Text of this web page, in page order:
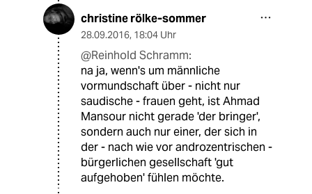
christine rölke-sommer
28.09.2016, 18:04 Uhr
@Reinhold Schramm:
na ja, wenn's um männliche
vormundschaft über - nicht nur
saudische - frauen geht, ist Ahmad
Mansour nicht gerade 'der bringer',
sondern auch nur einer, der sich in
der - nach wie vor androzentrischen -
bürgerlichen gesellschaft 'gut
aufgehoben' fühlen möchte.